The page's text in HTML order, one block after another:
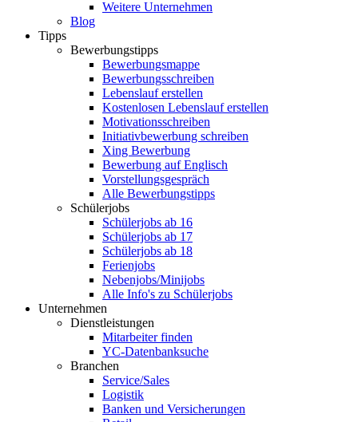
Weitere Unternehmen
Blog
Tipps
Bewerbungstipps
Bewerbungsmappe
Bewerbungsschreiben
Lebenslauf erstellen
Kostenlosen Lebenslauf erstellen
Motivationsschreiben
Initiativbewerbung schreiben
Xing Bewerbung
Bewerbung auf Englisch
Vorstellungsgespräch
Alle Bewerbungstipps
Schülerjobs
Schülerjobs ab 16
Schülerjobs ab 17
Schülerjobs ab 18
Ferienjobs
Nebenjobs/Minijobs
Alle Info's zu Schülerjobs
Unternehmen
Dienstleistungen
Mitarbeiter finden
YC-Datenbanksuche
Branchen
Service/Sales
Logistik
Banken und Versicherungen